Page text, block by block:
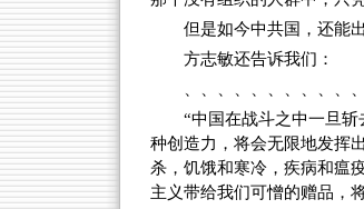
但是如今中共国，还能
方志敏还告诉我们：
“中国在战斗之中一旦
种创造力，将会无限地发挥
杀，饥饿和寒冷，疾病和瘟
主义带给我们可憎的赠品，